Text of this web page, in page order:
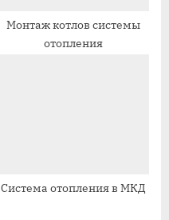
Монтаж котлов системы
отопления
Система отопления в МКД